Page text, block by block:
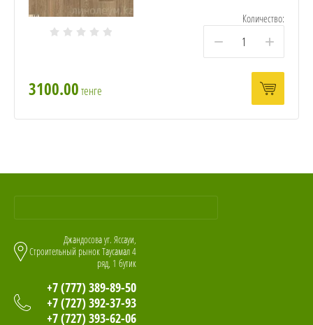
Количество:
− +
3100.00тенге
Джандосова уг. Яссауи,
Строительный рынок Таусамал 4
ряд, 1 бутик
+7 (777) 389-89-50
+7 (727) 392-37-93
+7 (727) 393-62-06